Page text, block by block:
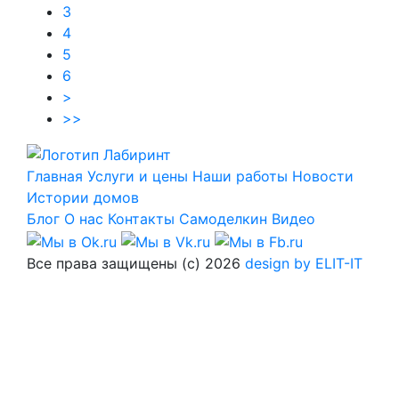
3
4
5
6
>
>>
Главная Услуги и цены Наши работы Новости
Истории домов
Блог О нас Контакты Самоделкин Видео
Все права защищены (с) 2026 design by ELIT-IT